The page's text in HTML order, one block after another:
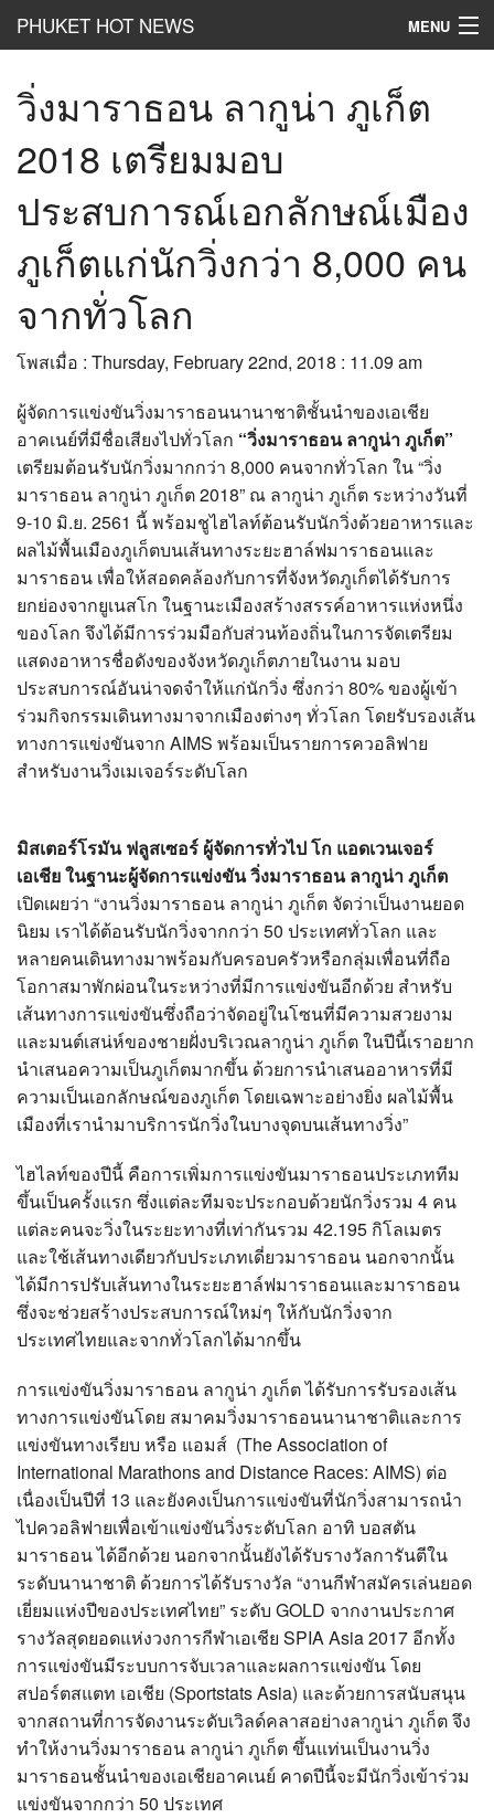
PHUKET HOT NEWS MENU
Hot Clip
HotList
Hot Gossip
HotBusiness
เที่ยว ชิม ช๊อป
HotHealth and Beauty
PR News
อยากบอกอยากเล่า
?>
วิ่งมาราธอน ลากูน่า ภูเก็ต
2018 เตรียมมอบ
ประสบการณ์เอกลักษณ์เมือง
ภูเก็ตแก่นักวิ่งกว่า 8,000 คน
จากทั่วโลก
โพสเมื่อ : Thursday, February 22nd, 2018 : 11.09 am
ผู้จัดการแข่งขันวิ่งมาราธอนนานาชาติชั้นนำของเอเชีย
อาคเนย์ที่มีชื่อเสียงไปทั่วโลก “วิ่งมาราธอน ลากูน่า ภูเก็ต”
เตรียมต้อนรับนักวิ่งมากกว่า 8,000 คนจากทั่วโลก ใน “วิ่ง
มาราธอน ลากูน่า ภูเก็ต 2018” ณ ลากูน่า ภูเก็ต ระหว่างวันที่
9-10 มิ.ย. 2561 นี้ พร้อมชูไฮไลท์ต้อนรับนักวิ่งด้วยอาหารและ
ผลไม้พื้นเมืองภูเก็ตบนเส้นทางระยะฮาล์ฟมาราธอนและ
มาราธอน เพื่อให้สอดคล้องกับการที่จังหวัดภูเก็ตได้รับการ
ยกย่องจากยูเนสโก ในฐานะเมืองสร้างสรรค์อาหารแห่งหนึ่ง
ของโลก จึงได้มีการร่วมมือกับส่วนท้องถิ่นในการจัดเตรียม
แสดงอาหารชื่อดังของจังหวัดภูเก็ตภายในงาน มอบ
ประสบการณ์อันน่าจดจำให้แก่นักวิ่ง ซึ่งกว่า 80% ของผู้เข้า
ร่วมกิจกรรมเดินทางมาจากเมืองต่างๆ ทั่วโลก โดยรับรองเส้น
ทางการแข่งขันจาก AIMS พร้อมเป็นรายการควอลิฟาย
สำหรับงานวิ่งเมเจอร์ระดับโลก
มิสเตอร์โรมัน ฟลูสเซอร์ ผู้จัดการทั่วไป โก แอดเวนเจอร์
เอเชีย ในฐานะผู้จัดการแข่งขัน วิ่งมาราธอน ลากูน่า ภูเก็ต
เปิดเผยว่า “งานวิ่งมาราธอน ลากูน่า ภูเก็ต จัดว่าเป็นงานยอด
นิยม เราได้ต้อนรับนักวิ่งจากกว่า 50 ประเทศทั่วโลก และ
หลายคนเดินทางมาพร้อมกับครอบครัวหรือกลุ่มเพื่อนที่ถือ
โอกาสมาพักผ่อนในระหว่างที่มีการแข่งขันอีกด้วย สำหรับ
เส้นทางการแข่งขันซึ่งถือว่าจัดอยู่ในโซนที่มีความสวยงาม
และมนต์เสน่ห์ของชายฝั่งบริเวณลากูน่า ภูเก็ต ในปีนี้เราอยาก
นำเสนอความเป็นภูเก็ตมากขึ้น ด้วยการนำเสนออาหารที่มี
ความเป็นเอกลักษณ์ของภูเก็ต โดยเฉพาะอย่างยิ่ง ผลไม้พื้น
เมืองที่เรานำมาบริการนักวิ่งในบางจุดบนเส้นทางวิ่ง”
ไฮไลท์ของปีนี้ คือการเพิ่มการแข่งขันมาราธอนประเภททีม
ขึ้นเป็นครั้งแรก ซึ่งแต่ละทีมจะประกอบด้วยนักวิ่งรวม 4 คน
แต่ละคนจะวิ่งในระยะทางที่เท่ากันรวม 42.195 กิโลเมตร
และใช้เส้นทางเดียวกับประเภทเดี่ยวมาราธอน นอกจากนั้น
ได้มีการปรับเส้นทางในระยะฮาล์ฟมาราธอนและมาราธอน
ซึ่งจะช่วยสร้างประสบการณ์ใหม่ๆ ให้กับนักวิ่งจาก
ประเทศไทยและจากทั่วโลกได้มากขึ้น
การแข่งขันวิ่งมาราธอน ลากูน่า ภูเก็ต ได้รับการรับรองเส้น
ทางการแข่งขันโดย สมาคมวิ่งมาราธอนนานาชาติและการ
แข่งขันทางเรียบ หรือ แอมส์ (The Association of
International Marathons and Distance Races: AIMS) ต่อ
เนื่องเป็นปีที่ 13 และยังคงเป็นการแข่งขันที่นักวิ่งสามารถนำ
ไปควอลิฟายเพื่อเข้าแข่งขันวิ่งระดับโลก อาทิ บอสตัน
มาราธอน ได้อีกด้วย นอกจากนั้นยังได้รับรางวัลการันตีใน
ระดับนานาชาติ ด้วยการได้รับรางวัล “งานกีฬาสมัครเล่นยอด
เยี่ยมแห่งปีของประเทศไทย” ระดับ GOLD จากงานประกาศ
รางวัลสุดยอดแห่งวงการกีฬาเอเชีย SPIA Asia 2017 อีกทั้ง
การแข่งขันมีระบบการจับเวลาและผลการแข่งขัน โดย
สปอร์ตสแตท เอเชีย (Sportstats Asia) และด้วยการสนับสนุน
จากสถานที่การจัดงานระดับเวิลด์คลาสอย่างลากูน่า ภูเก็ต จึง
ทำให้งานวิ่งมาราธอน ลากูน่า ภูเก็ต ขึ้นแท่นเป็นงานวิ่ง
มาราธอนชั้นนำของเอเชียอาคเนย์ คาดปีนี้จะมีนักวิ่งเข้าร่วม
แข่งขันจากกว่า 50 ประเทศ